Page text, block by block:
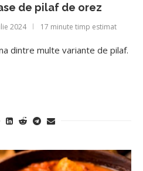
de pilaf de orez
2024 17 minute timp estimat
dintre multe variante de pilaf.